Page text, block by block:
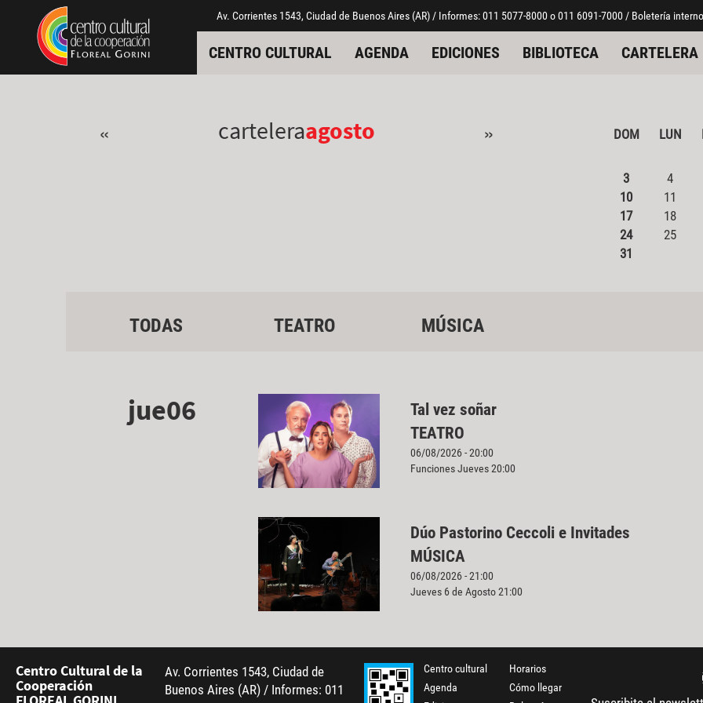
Pasar al contenido principal
Jump to main content Av. Corrientes 1543, Ciudad de Buenos Aires (AR) / Informes: 011 5077-8000 o 011 6091-7000 / Boletería
CENTRO CULTURAL AGENDA EDICIONES BIBLIOTECA CARTELERA
« carteleraagosto » DOM LUN
3
4
10
11
17
18
24
25
31
TODAS TEATRO MÚSICA
jue06
Tal vez soñar
TEATRO
06/08/2026 - 20:00
Funciones Jueves 20:00
Dúo Pastorino Ceccoli e Invitades
MÚSICA
06/08/2026 - 21:00
Jueves 6 de Agosto 21:00
Centro Cultural de la
Cooperación
Av. Corrientes 1543, Ciudad de
Buenos Aires (AR) / Informes: 011
Centro cultural
Agenda
Horarios
Cómo llegar